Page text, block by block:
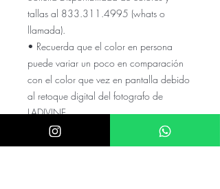
tallas al 833.311.4995 (whats o
llamada).
• Recuerda que el color en persona
puede variar un poco en comparación
con el color que vez en pantalla debido
al retoque digital del fotografo de
LADIVINE
El precio NO incluye el envio a tu